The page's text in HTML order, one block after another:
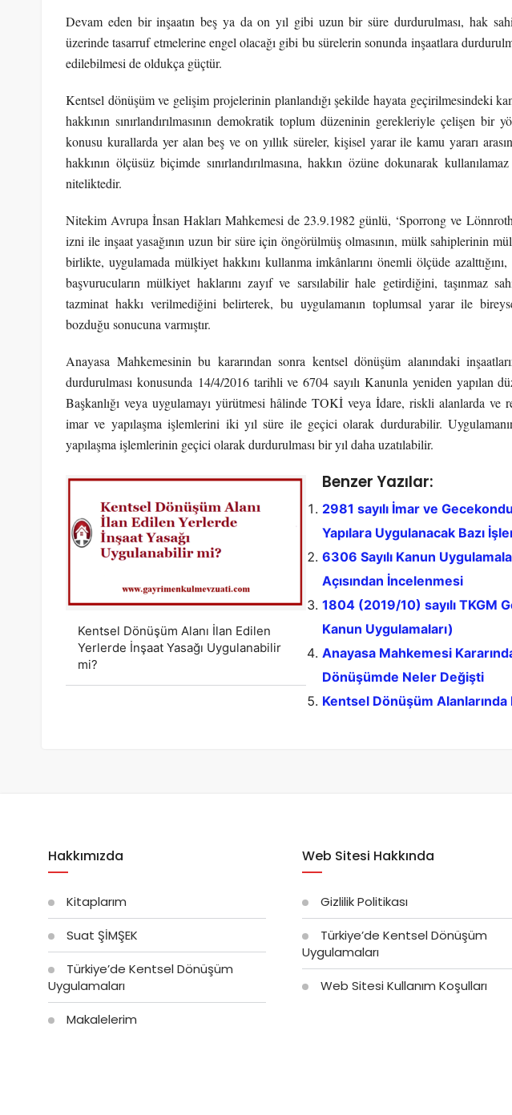
Devam eden bir inşaatın beş ya da on yıl gibi uzun bir süre durdurulması, hak
üzerinde tasarruf etmelerine engel olacağı gibi bu sürelerin sonunda inşaatlara
edilebilmesi de oldukça güçtür.
Kentsel dönüşüm ve gelişim projelerinin planlandığı şekilde hayata geçirilmesindeki
hakkının sınırlandırılmasının demokratik toplum düzeninin gerekleriyle çelişen bir
konusu kurallarda yer alan beş ve on yıllık süreler, kişisel yarar ile kamu yararı
hakkının ölçüsüz biçimde sınırlandırılmasına, hakkın özüne dokunarak
niteliktedir.
Nitekim Avrupa İnsan Hakları Mahkemesi de 23.9.1982 günlü, ‘Sporrong ve
izni ile inşaat yasağının uzun bir süre için öngörülmüş olmasının, mülk sahiplerinin
birlikte, uygulamada mülkiyet hakkını kullanma imkânlarını önemli ölçüde
başvurucuların mülkiyet haklarını zayıf ve sarsılabilir hale getirdiğini, taşınmaz
tazminat hakkı verilmediğini belirterek, bu uygulamanın toplumsal yarar ile
bozduğu sonucuna varmıştır.
Anayasa Mahkemesinin bu kararından sonra kentsel dönüşüm alanındaki
durdurulması konusunda 14/4/2016 tarihli ve 6704 sayılı Kanunla yeniden yapılan
Başkanlığı veya uygulamayı yürütmesi hâlinde TOKİ veya İdare, riskli alanlarda ve
imar ve yapılaşma işlemlerini iki yıl süre ile geçici olarak durdurabilir.
yapılaşma işlemlerinin geçici olarak durdurulması bir yıl daha uzatılabilir.
Kentsel Dönüşüm Alanı İlan Edilen
Yerlerde İnşaat Yasağı Uygulanabilir
mi?
Benzer Yazılar:
2981 sayılı İmar ve
Yapılara Uygulanacak Bazı
6306 Sayılı Kanun
Açısından İncelenmesi
1804 (2019/10) sayılı TKGM
Kanun Uygulamaları)
Anayasa Mahkemesi
Dönüşümde Neler Değişti
Kentsel Dönüşüm Alanlarında
Hakkımızda
Kitaplarım
Suat ŞİMŞEK
Türkiye’de Kentsel Dönüşüm
Uygulamaları
Makalelerim
Web Sitesi Hakkında
Gizlilik Politikası
Türkiye’de Kentsel Dönüşüm
Uygulamaları
Web Sitesi Kullanım Koşulları